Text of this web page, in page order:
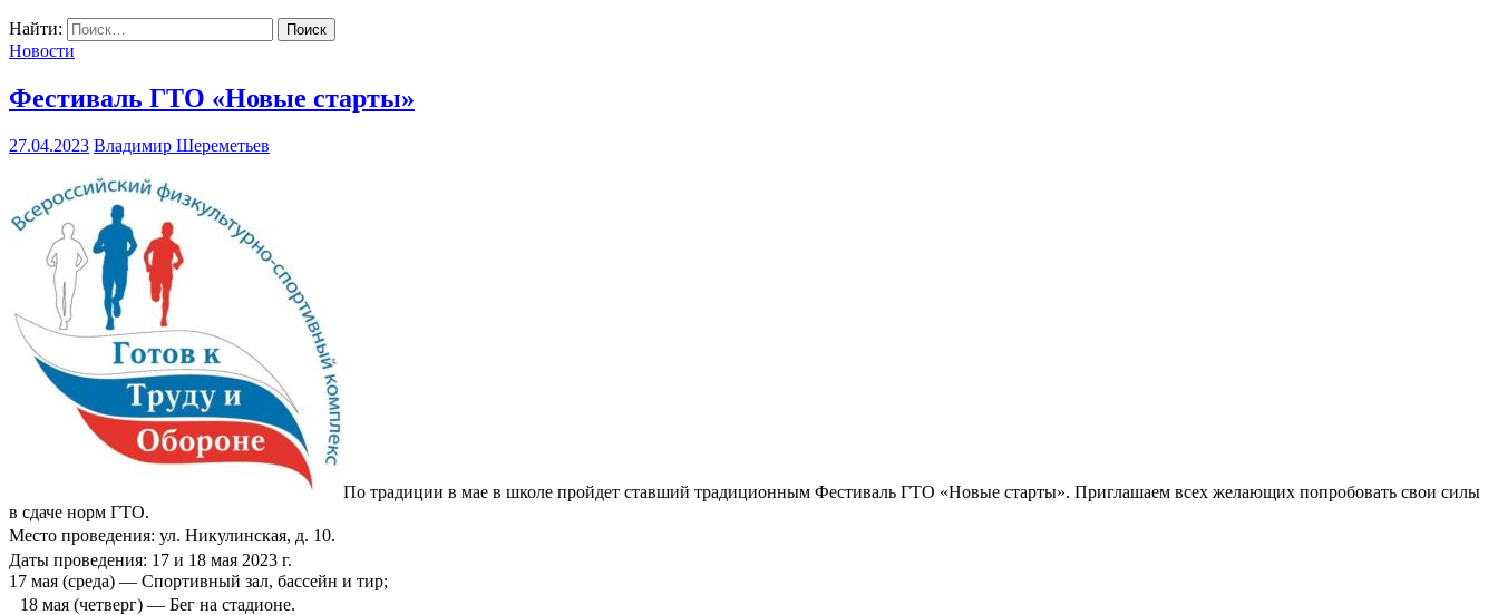
Найти:
Новости
Фестиваль ГТО «Новые старты»
27.04.2023 Владимир Шереметьев
По традиции в мае в школе пройдет ставший традиционным Фестиваль ГТО «Новые старты». Приглашаем всех желающих попробовать свои силы
в сдаче норм ГТО.
Место проведения: ул. Никулинская, д. 10.
Даты проведения: 17 и 18 мая 2023 г.
17 мая (среда) — Спортивный зал, бассейн и тир;
18 мая (четверг) — Бег на стадионе.